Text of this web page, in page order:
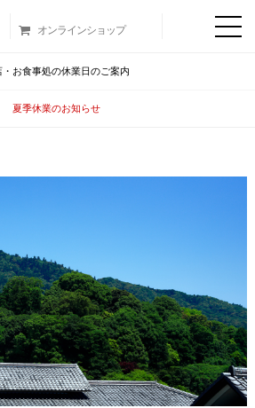
オンラインショップ
・お食事処の休業日のご案内
夏季休業のお知らせ